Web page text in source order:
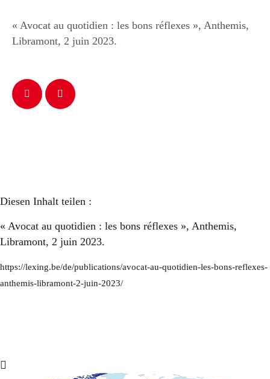
« Avocat au quotidien : les bons réflexes », Anthemis,
Libramont, 2 juin 2023.
Diesen Inhalt teilen :
« Avocat au quotidien : les bons réflexes », Anthemis,
Libramont, 2 juin 2023.
https://lexing.be/de/publications/avocat-au-quotidien-les-bons-reflexes-
anthemis-libramont-2-juin-2023/